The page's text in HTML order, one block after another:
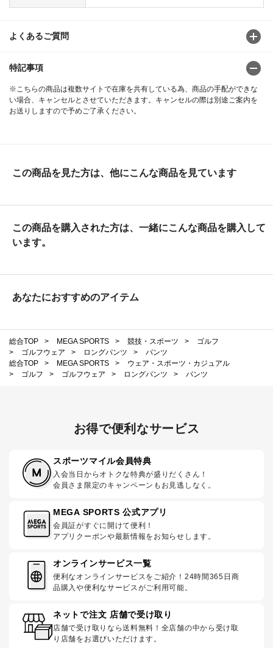
よくあるご質問
特記事項
※こちらの商品は複数サイトで在庫を共有している為、商品の手配ができな
い場合、キャンセルとさせていただきます。キャンセルの際は別途ご案内を
お送りしますので予めご了承ください。
この商品を見た方は、他にこんな商品を見ています
この商品を購入された方は、一緒にこんな商品を購入して
います。
あなたにおすすめのアイテム
総合TOP > MEGA SPORTS > 競技・スポーツ >
ゴルフ
>
ゴルフウェア > ロングパンツ >
パンツ
総合TOP
> MEGA SPORTS >
ウェア・スポーツ・カジュアル
>
ゴルフ > ゴルフウェア > ロングパンツ > パンツ
お得で便利なサービス
スポーツマイル会員特典
入会当日からオトクな特典が盛りだくさん！
会員さま限定のキャンペーンもお見逃しなく。
MEGA SPORTS 公式アプリ
会員証がすぐに開けて便利！
アプリクーポンや最新情報をお知らせします。
オンラインサービス一覧
便利なオンラインサービスをご紹介！24時間365日商
品購入や便利なサービスがご利用可能。
ネットで注文 店舗で受け取り
店舗で受け取りなら送料無料！全店舗の中から受け取
り店舗をお選びいただけます。